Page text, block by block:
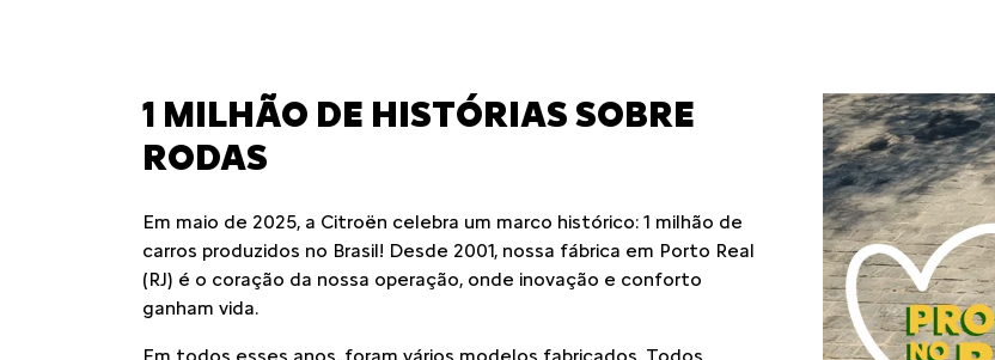
1 MILHÃO DE HISTÓRIAS SOBRE
RODAS
Em maio de 2025, a Citroën celebra um marco histórico: 1 milhão de
carros produzidos no Brasil! Desde 2001, nossa fábrica em Porto Real
(RJ) é o coração da nossa operação, onde inovação e conforto
ganham vida.